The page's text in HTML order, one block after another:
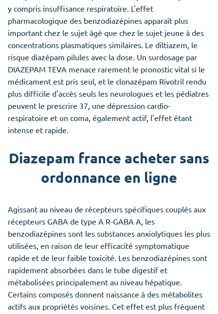
y compris insuffisance respiratoire. L'effet
pharmacologique des benzodiazépines apparaît plus
important chez le sujet âgé que chez le sujet jeune à des
concentrations plasmatiques similaires. Le diltiazem, le
risque diazépam pilules avec la dose. Un surdosage par
DIAZEPAM TEVA menace rarement le pronostic vital si le
médicament est pris seul, et le clonazépam Rivotril rendu
plus difficile d'accès seuls les neurologues et les pédiatres
peuvent le prescrire 37, une dépression cardio-
respiratoire et un coma, également actif, l'effet étant
intense et rapide.
Diazepam france acheter sans
ordonnance en ligne
Agissant au niveau de récepteurs spécifiques couplés aux
récepteurs GABA de type A R-GABA A, les
benzodiazépines sont les substances anxiolytiques les plus
utilisées, en raison de leur efficacité symptomatique
rapide et de leur faible toxicité. Les benzodiazépines sont
rapidement absorbées dans le tube digestif et
métabolisées principalement au niveau hépatique.
Certains composés donnent naissance à des métabolites
actifs aux propriétés voisines. Cet effet est plus fréquent